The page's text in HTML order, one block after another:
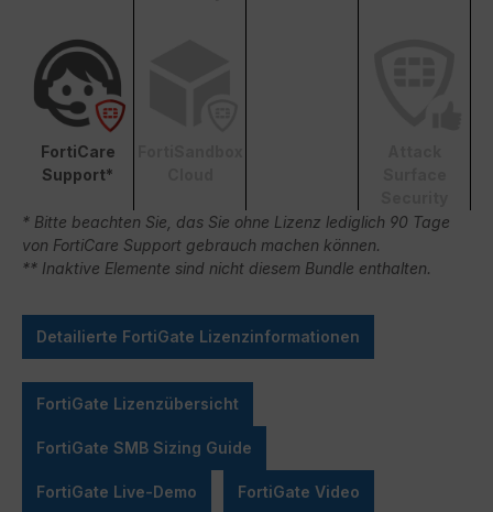
FortiCare
Support*
* Bitte beachten Sie, das Sie ohne Lizenz lediglich 90 Tage
von FortiCare Support gebrauch machen können.
** Inaktive Elemente sind nicht diesem Bundle enthalten.
Detailierte FortiGate Lizenzinformationen
FortiGate Lizenzübersicht
FortiGate SMB Sizing Guide
FortiGate Live-Demo FortiGate Video